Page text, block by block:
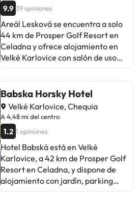
9.9 39 opiniones
Areál Lesková se encuentra a solo
44 km de Prosper Golf Resort en
Celadna y ofrece alojamiento en
Velké Karlovice con salón de uso
lodge, que cuenta con parking
privado gratis, está en una zona en
la que se pueden practicar
actividades como senderismo,
esquí y ciclismo. El lodge cuenta
con terraza y vistas a la montaña, y
dispone de 2 dormitorios, una sala
de estar, TV de pantalla plana, una
cocina equipada con nevera y
Babska Horsky Hotel
Velké Karlovice, Chequia
A 4,48 mi del centro
1.2 1 opiniones
Hotel Babská está en Velké
Karlovice, a 42 km de Prosper Golf
Resort en Celadna, y dispone de
alojamiento con jardín, parking